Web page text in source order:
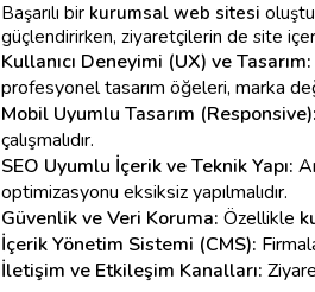
Başarılı bir kurumsal web sitesi
güçlendirirken, ziyaretçilerin de site
Kullanıcı Deneyimi (UX) ve Tasarım:
profesyonel tasarım öğeleri, marka
Mobil Uyumlu Tasarım (Responsive):
çalışmalıdır.
SEO Uyumlu İçerik ve Teknik Yapı:
optimizasyonu eksiksiz yapılmalıdır.
Güvenlik ve Veri Koruma: Özellikle
İçerik Yönetim Sistemi (CMS):
İletişim ve Etkileşim Kanalları: